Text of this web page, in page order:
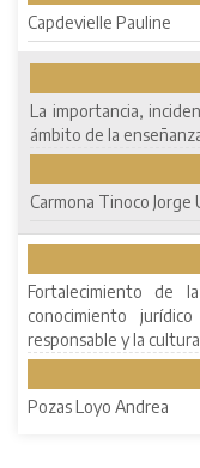
Capdevielle Pauline
La importancia,
ámbito de la
Carmona Tinoco Jorge
Fortalecimiento de
conocimiento
responsable y la
Pozas Loyo Andrea